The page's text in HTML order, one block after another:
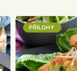
PŘÍLOHY